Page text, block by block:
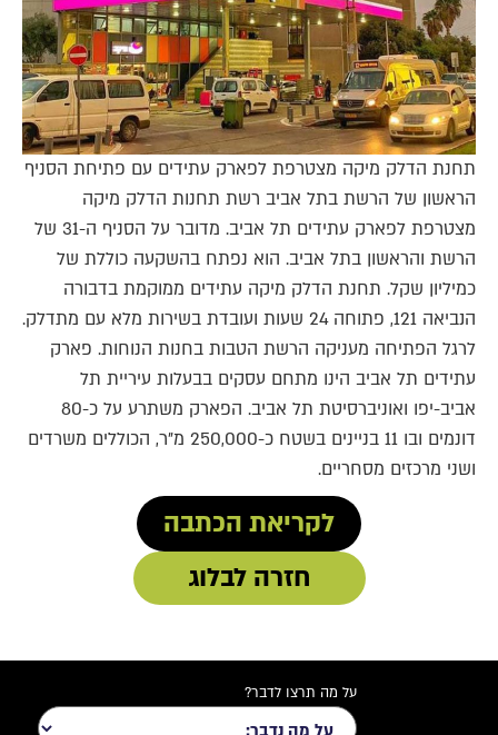
תחנת הדלק מיקה מצטרפת לפארק עתידים עם פתיחת הסניף
הראשון של הרשת בתל אביב רשת תחנות הדלק מיקה
מצטרפת לפארק עתידים תל אביב. מדובר על הסניף ה-31 של
הרשת והראשון בתל אביב. הוא נפתח בהשקעה כוללת של
כמיליון שקל. תחנת הדלק מיקה עתידים ממוקמת בדבורה
הנביאה 121, פתוחה 24 שעות ועובדת בשירות מלא עם מתדלק.
לרגל הפתיחה מעניקה הרשת הטבות בחנות הנוחות. פארק
עתידים תל אביב הינו מתחם עסקים בבעלות עיריית תל
אביב-יפו ואוניברסיטת תל אביב. הפארק משתרע על כ-80
דונמים ובו 11 בניינים בשטח כ-250,000 מ"ר, הכוללים משרדים
ושני מרכזים מסחריים.
חזרה לבלוג
לקריאת הכתבה
על מה תרצו לדבר?